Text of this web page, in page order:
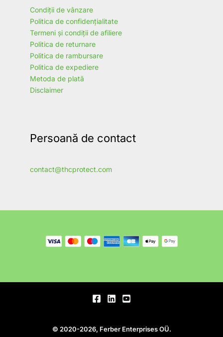
Condiții de vânzare
Politica de confidențialitate
Termeni și condiții de afiliere
Politica de returnare
Politica de rambursare
Politica de expediere
Metoda de plată
Disclaimer
Persoană de contact
contact@thcprotect.com
© 2020-2026, Ferber Enterprises OÜ.